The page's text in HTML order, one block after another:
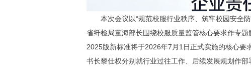
本次会议以“规范校服行业秩序、筑牢校园安全防
省纤检局董海部长围绕校服质量监管核心要求作专
2025版新标准将于2026年7月1日正式实施的核心要
书长黎仕权分别就行业过往工作、后续发展规划作